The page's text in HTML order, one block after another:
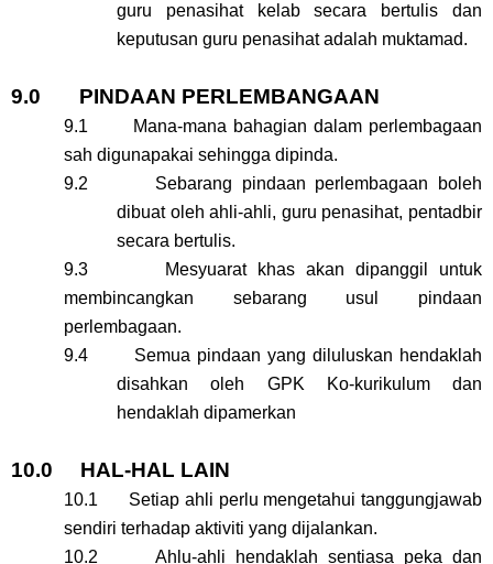
guru penasihat kelab secara bertulis dan
keputusan guru penasihat adalah muktamad.
9.0 PINDAAN PERLEMBANGAAN
9.1 Mana-mana bahagian dalam perlembagaan
sah digunapakai sehingga dipinda.
9.2 Sebarang pindaan perlembagaan boleh
dibuat oleh ahli-ahli, guru penasihat, pentadbir
secara bertulis.
9.3 Mesyuarat khas akan dipanggil untuk
membincangkan sebarang usul pindaan
perlembagaan.
9.4 Semua pindaan yang diluluskan hendaklah
disahkan oleh GPK Ko-kurikulum dan
hendaklah dipamerkan
10.0 HAL-HAL LAIN
10.1 Setiap ahli perlu mengetahui tanggungjawab
sendiri terhadap aktiviti yang dijalankan.
10.2 Ahlu-ahli hendaklah sentiasa peka dan